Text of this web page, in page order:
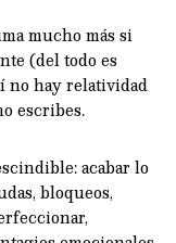
mucho más si
(del todo es
no hay relatividad
escribes.
acabar lo
bloqueos,